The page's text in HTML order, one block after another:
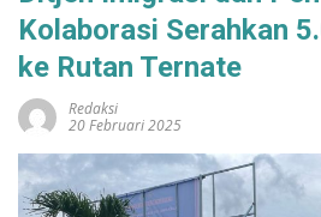
Kolaborasi Serahkan
ke Rutan Ternate
Redaksi
20 Februari 2025